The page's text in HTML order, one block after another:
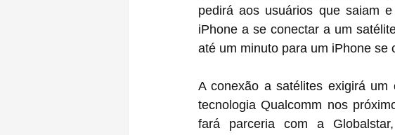
pedirá aos usuários que saiam
‌iPhone‌ a se conectar a um satélite. As conexões podem não ser instantâneas e pode levar
até
A conexão a satélites exigirá
tecnologia Qualcomm nos
fará parceria com a